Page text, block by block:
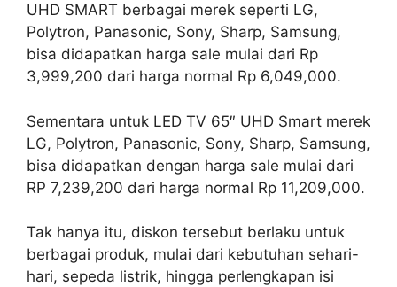
UHD SMART berbagai merek seperti LG,
Polytron, Panasonic, Sony, Sharp, Samsung,
bisa didapatkan harga sale mulai dari Rp
3,999,200 dari harga normal Rp 6,049,000.
Sementara untuk LED TV 65″ UHD Smart merek
LG, Polytron, Panasonic, Sony, Sharp, Samsung,
bisa didapatkan dengan harga sale mulai dari
RP 7,239,200 dari harga normal Rp 11,209,000.
Tak hanya itu, diskon tersebut berlaku untuk
berbagai produk, mulai dari kebutuhan sehari-
hari, sepeda listrik, hingga perlengkapan isi